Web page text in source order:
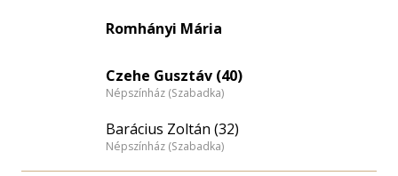
Romhányi Mária
Czehe Gusztáv (40)
Népszínház (Szabadka)
Barácius Zoltán (32)
Népszínház (Szabadka)